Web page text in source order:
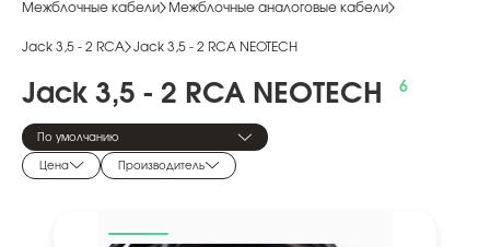
Межблочные кабели Межблочные аналоговые кабели
Jack 3,5 - 2 RCA Jack 3,5 - 2 RCA NEOTECH
Jack 3,5 - 2 RCA NEOTECH
Цена Производитель
По умолчанию